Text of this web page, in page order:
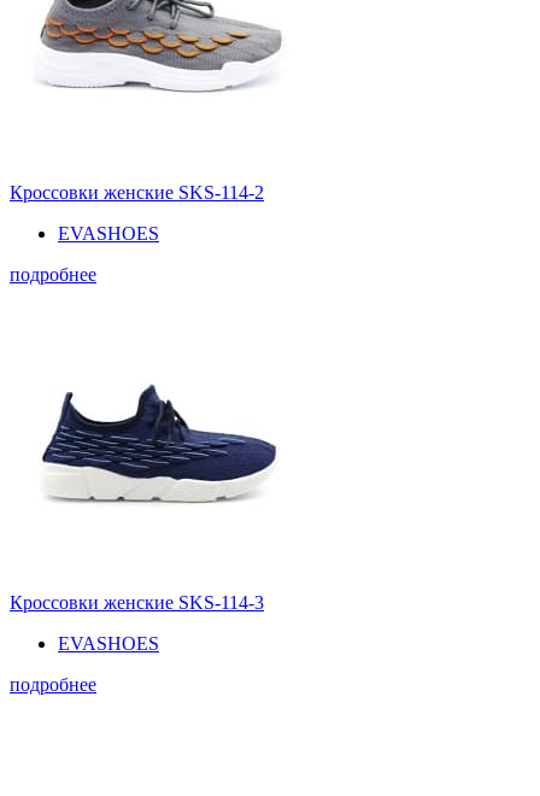
Кроссовки женские SKS-114-2
EVASHOES
подробнее
Кроссовки женские SKS-114-3
EVASHOES
подробнее